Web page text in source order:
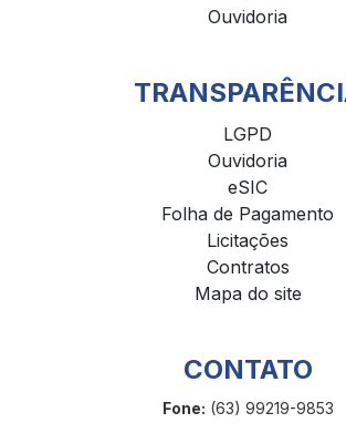
Ouvidoria
LGPD
Ouvidoria
eSIC
Folha de Pagamento
Licitações
Contratos
Mapa do site
CONTATO
Fone: (63) 99219-9853